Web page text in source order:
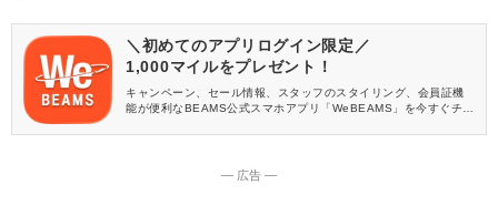
＼初めてのアプリログイン限定／
1,000マイルをプレゼント！
キャンペーン、セール情報、スタッフのスタイリング、会員証機
能が便利なBEAMS公式スマホアプリ「WeBEAMS」を今すぐチェ
― 広告 ―